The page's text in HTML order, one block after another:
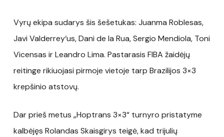
Vyrų ekipa sudarys šis šešetukas: Juanma Roblesas,
Javi Valderrey‘us, Dani de la Rua, Sergio Mendiola, Toni
Vicensas ir Leandro Lima. Pastarasis FIBA žaidėjų
reitinge rikiuojasi pirmoje vietoje tarp Brazilijos 3×3
krepšinio atstovų.
Dar prieš metus „Hoptrans 3×3“ turnyro pristatyme
kalbėjęs Rolandas Skaisgirys teigė, kad trijulių